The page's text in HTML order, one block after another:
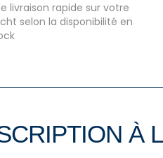
livraison rapide sur votre
selon la disponibilité en
À